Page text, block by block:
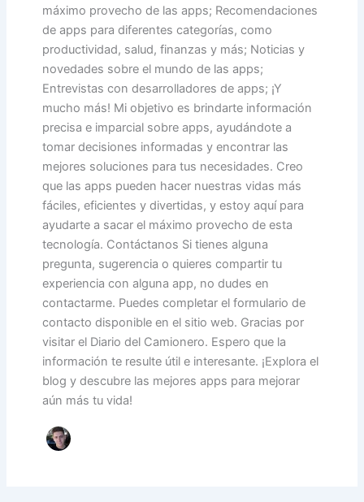
máximo provecho de las apps; Recomendaciones
de apps para diferentes categorías, como
productividad, salud, finanzas y más; Noticias y
novedades sobre el mundo de las apps;
Entrevistas con desarrolladores de apps; ¡Y
mucho más! Mi objetivo es brindarte información
precisa e imparcial sobre apps, ayudándote a
tomar decisiones informadas y encontrar las
mejores soluciones para tus necesidades. Creo
que las apps pueden hacer nuestras vidas más
fáciles, eficientes y divertidas, y estoy aquí para
ayudarte a sacar el máximo provecho de esta
tecnología. Contáctanos Si tienes alguna
pregunta, sugerencia o quieres compartir tu
experiencia con alguna app, no dudes en
contactarme. Puedes completar el formulario de
contacto disponible en el sitio web. Gracias por
visitar el Diario del Camionero. Espero que la
información te resulte útil e interesante. ¡Explora el
blog y descubre las mejores apps para mejorar
aún más tu vida!